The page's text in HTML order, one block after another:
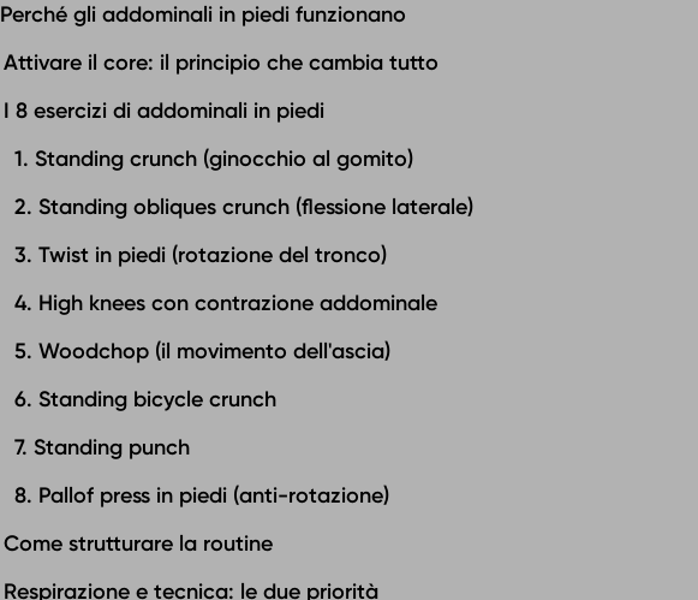
Perché gli addominali in piedi funzionano
Attivare il core: il principio che cambia tutto
I 8 esercizi di addominali in piedi
1. Standing crunch (ginocchio al gomito)
2. Standing obliques crunch (flessione laterale)
3. Twist in piedi (rotazione del tronco)
4. High knees con contrazione addominale
5. Woodchop (il movimento dell'ascia)
6. Standing bicycle crunch
7. Standing punch
8. Pallof press in piedi (anti-rotazione)
Come strutturare la routine
Respirazione e tecnica: le due priorità